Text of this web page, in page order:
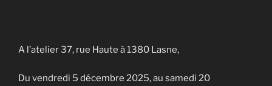
A l’atelier 37, rue Haute à 1380 Lasne,
Du vendredi 5 décembre 2025, au samedi 20